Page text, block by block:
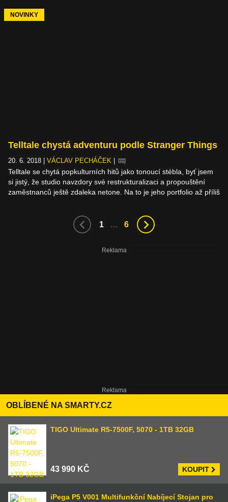
v očích. Právě naopak. Celých 15 minut je nabito vším, co dělá
z Uncharted Uncharted – sympatický hrdina, humor, akce,
NOVINKY
Telltale chystá adventuru podle Stranger Things
20. 6. 2018 VÁCLAV PECHÁČEK
Telltale se chytá popkulturních hitů jako tonoucí stébla, byť jsem
si jistý, že studio navzdory své restrukturalizaci a propouštění
zaměstnanců ještě zdaleka netone. Na to je jeho portfolio až příliš
gigantem tím nekončí, protože na televizích se brzo objeví
1 … 6
OBLÍBENÉ NA SMARTY.CZ
TIGO Ultimate R5-7500F, 5070 - 1TB 32GB
43 990 KČ KOUPIT
iPega P5 V001 Multifunkční Nabíjecí Stojan pro